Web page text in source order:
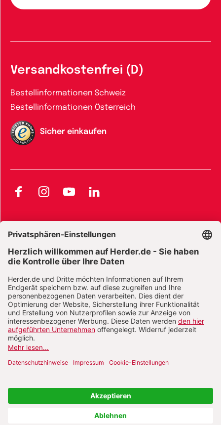
Versandkostenfrei (D)
Bestellinformationen Schweiz
Bestellinformationen Österreich
Sicher einkaufen
FacebookInstagramYouTubeLinkedIn
Widerrufsbelehrung E-Books
Widerrufsbelehrung Zeitschriften Datenschutz
Datenschutz Social Media Barrierefreiheit
Vertrag widerrufen